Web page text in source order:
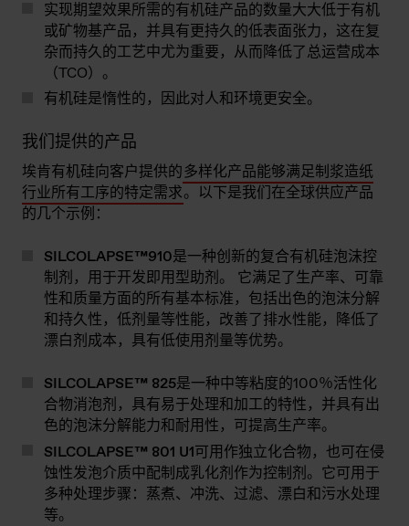
实现期望效果所需的有机硅产品的数量大大低于有机
或矿物基产品，并具有更持久的低表面张力，这在复
杂而持久的工艺中尤为重要，从而降低了总运营成本
（TCO）。
有机硅是惰性的，因此对人和环境更安全。
我们提供的产品
埃肯有机硅向客户提供的多样化产品能够满足制浆造纸
行业所有工序的特定需求。以下是我们在全球供应产品
的几个示例：
SILCOLAPSE™910是一种创新的复合有机硅泡沫控
制剂，用于开发即用型助剂。 它满足了生产率、可靠
性和质量方面的所有基本标准，包括出色的泡沫分解
和持久性，低剂量等性能，改善了排水性能，降低了
漂白剂成本，具有低使用剂量等优势。
SILCOLAPSE™ 825是一种中等粘度的100％活性化
合物消泡剂，具有易于处理和加工的特性，并具有出
色的泡沫分解能力和耐用性，可提高生产率。
SILCOLAPSE™ 801 U1可用作独立化合物，也可在侵
蚀性发泡介质中配制成乳化剂作为控制剂。它可用于
多种处理步骤：蒸煮、冲洗、过滤、漂白和污水处理
等。